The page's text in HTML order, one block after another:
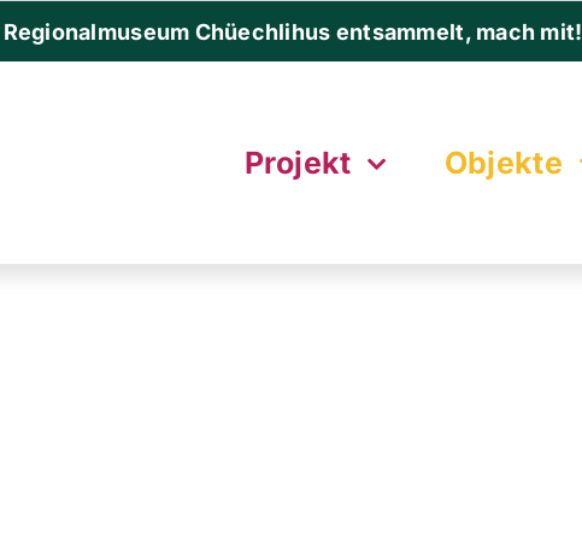
Regionalmuseum Chüechlihus entsammelt, mach mit!
Projekt Objekte